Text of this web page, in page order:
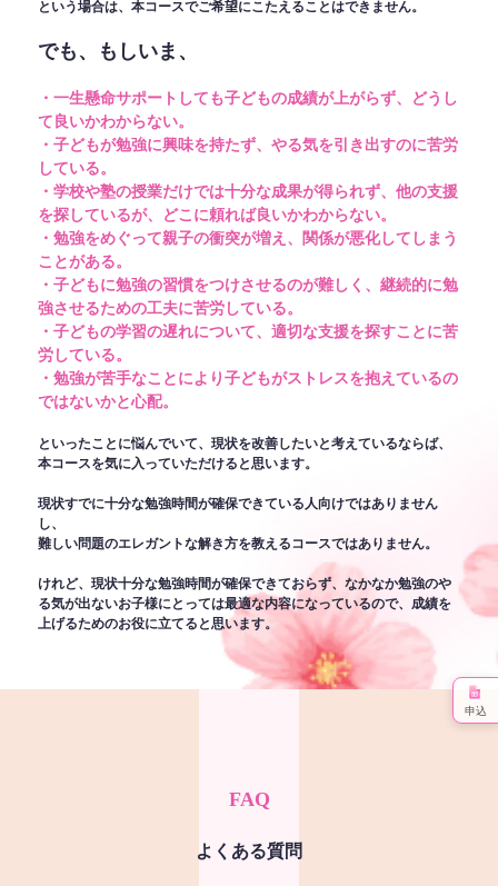
という場合は、本コースでご希望にこたえることはできません。
でも、もしいま、
・一生懸命サポートしても子どもの成績が上がらず、どうし
て良いかわからない。
・子どもが勉強に興味を持たず、やる気を引き出すのに苦労
している。
・学校や塾の授業だけでは十分な成果が得られず、他の支援
を探しているが、どこに頼れば良いかわからない。
・勉強をめぐって親子の衝突が増え、関係が悪化してしまう
ことがある。
・子どもに勉強の習慣をつけさせるのが難しく、継続的に勉
強させるための工夫に苦労している。
・子どもの学習の遅れについて、適切な支援を探すことに苦
労している。
・勉強が苦手なことにより子どもがストレスを抱えているの
ではないかと心配。
といったことに悩んでいて、現状を改善したいと考えているならば、
本コースを気に入っていただけると思います。
現状すでに十分な勉強時間が確保できている人向けではありません
し、
難しい問題のエレガントな解き方を教えるコースではありません。
けれど、現状十分な勉強時間が確保できておらず、なかなか勉強のや
る気が出ないお子様にとっては最適な内容になっているので、成績を
上げるためのお役に立てると思います。
FAQ
よくある質問
申込